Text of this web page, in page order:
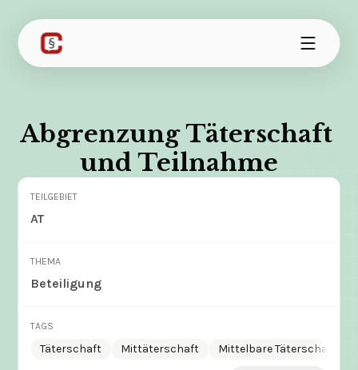
Abgrenzung Täterschaft
und Teilnahme
TEILGEBIET
AT
THEMA
Beteiligung
TAGS
Täterschaft Mittäterschaft Mittelbare Täterschaft